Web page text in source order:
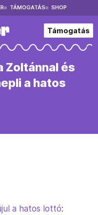
TÁMOGATÁS SHOP
Támogatás
Zoltánnal és
a hatos
a hatos lottó: